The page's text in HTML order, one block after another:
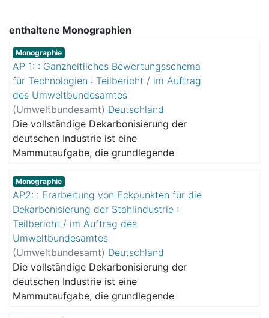
enthaltene Monographien
Monographie
AP 1: : Ganzheitliches Bewertungsschema
für Technologien : Teilbericht / im Auftrag
des Umweltbundesamtes
(Umweltbundesamt) Deutschland
Die vollständige Dekarbonisierung der
deutschen Industrie ist eine
Mammutaufgabe, die grundlegende
Gesellschaft hat und nur unter Einbindung
aller ⁠Stakeholder⁠ erfolgreich werden kann.
Das Projekt "DekarbInd" hat in
verschiedenen Workshops mit diesen
Stakeholdern gemeinsam Lösungen
erarbeitet.
Monographie
AP2: : Erarbeitung von Eckpunkten für die
Dekarbonisierung der Stahlindustrie :
Teilbericht / im Auftrag des
Umweltbundesamtes
(Umweltbundesamt) Deutschland
Die vollständige Dekarbonisierung der
deutschen Industrie ist eine
Mammutaufgabe, die grundlegende